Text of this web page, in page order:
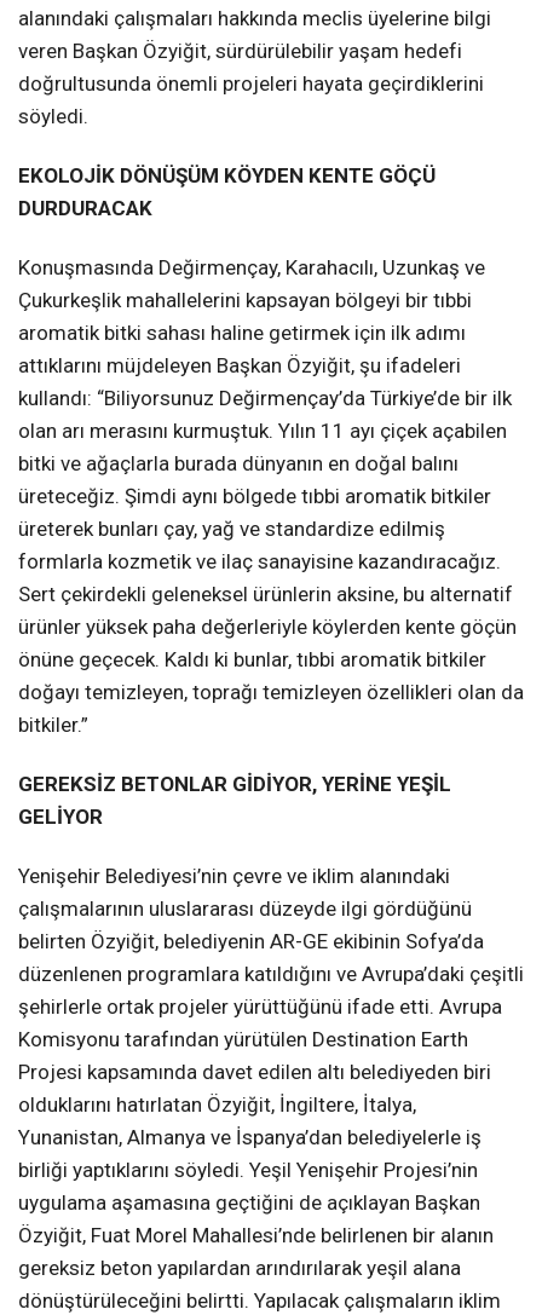
alanındaki çalışmaları hakkında meclis üyelerine bilgi
veren Başkan Özyiğit, sürdürülebilir yaşam hedefi
doğrultusunda önemli projeleri hayata geçirdiklerini
söyledi.
EKOLOJİK DÖNÜŞÜM KÖYDEN KENTE GÖÇÜ
DURDURACAK
Konuşmasında Değirmençay, Karahacılı, Uzunkaş ve
Çukurkeşlik mahallelerini kapsayan bölgeyi bir tıbbi
aromatik bitki sahası haline getirmek için ilk adımı
attıklarını müjdeleyen Başkan Özyiğit, şu ifadeleri
kullandı: “Biliyorsunuz Değirmençay’da Türkiye’de bir ilk
olan arı merasını kurmuştuk. Yılın 11 ayı çiçek açabilen
bitki ve ağaçlarla burada dünyanın en doğal balını
üreteceğiz. Şimdi aynı bölgede tıbbi aromatik bitkiler
üreterek bunları çay, yağ ve standardize edilmiş
formlarla kozmetik ve ilaç sanayisine kazandıracağız.
Sert çekirdekli geleneksel ürünlerin aksine, bu alternatif
ürünler yüksek paha değerleriyle köylerden kente göçün
önüne geçecek. Kaldı ki bunlar, tıbbi aromatik bitkiler
doğayı temizleyen, toprağı temizleyen özellikleri olan da
bitkiler.”
GEREKSİZ BETONLAR GİDİYOR, YERİNE YEŞİL
GELİYOR
Yenişehir Belediyesi’nin çevre ve iklim alanındaki
çalışmalarının uluslararası düzeyde ilgi gördüğünü
belirten Özyiğit, belediyenin AR-GE ekibinin Sofya’da
düzenlenen programlara katıldığını ve Avrupa’daki çeşitli
şehirlerle ortak projeler yürüttüğünü ifade etti. Avrupa
Komisyonu tarafından yürütülen Destination Earth
Projesi kapsamında davet edilen altı belediyeden biri
olduklarını hatırlatan Özyiğit, İngiltere, İtalya,
Yunanistan, Almanya ve İspanya’dan belediyelerle iş
birliği yaptıklarını söyledi. Yeşil Yenişehir Projesi’nin
uygulama aşamasına geçtiğini de açıklayan Başkan
Özyiğit, Fuat Morel Mahallesi’nde belirlenen bir alanın
gereksiz beton yapılardan arındırılarak yeşil alana
dönüştürüleceğini belirtti. Yapılacak çalışmaların iklim